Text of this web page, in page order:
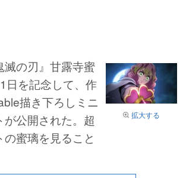
拡大する
滅の刃』甘露寺蜜
日を記念して、作
描き下ろしミニ
が公開された。超
の蜜璃を見ること